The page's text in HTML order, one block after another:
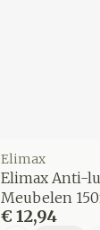
Elimax
Elimax Anti-
Meubelen
€ 12,94